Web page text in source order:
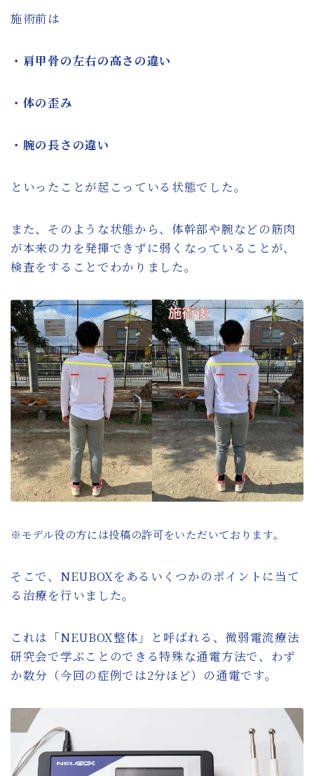
施術前は
・肩甲骨の左右の高さの違い
・体の歪み
・腕の長さの違い
といったことが起こっている状態でした。
また、そのような状態から、体幹部や腕などの筋肉
が本来の力を発揮できずに弱くなっていることが、
検査をすることでわかりました。
※モデル役の方には投稿の許可をいただいております。
そこで、NEUBOXをあるいくつかのポイントに当て
る治療を行いました。
これは「NEUBOX整体」と呼ばれる、微弱電流療法
研究会で学ぶことのできる特殊な通電方法で、わず
か数分（今回の症例では2分ほど）の通電です。